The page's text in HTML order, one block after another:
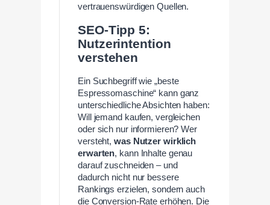
vertrauenswürdigen Quellen.
SEO-Tipp 5:
Nutzerintention
verstehen
Ein Suchbegriff wie „beste
Espressomaschine“ kann ganz
unterschiedliche Absichten haben:
Will jemand kaufen, vergleichen
oder sich nur informieren? Wer
versteht,was Nutzer wirklich
erwarten, kann Inhalte genau
darauf zuschneiden – und
dadurch nicht nur bessere
Rankings erzielen, sondern auch
die Conversion-Rate erhöhen. Die